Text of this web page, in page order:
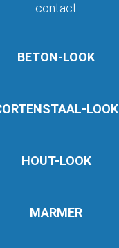
contact
BETON-LOOK
LOOK
HOUT-LOOK
MARMER